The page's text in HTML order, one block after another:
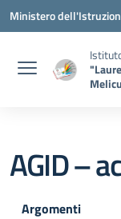
Vai ai contenuti
Vai al menu di
Vai al footer
Ministero
AGID –
Argomenti